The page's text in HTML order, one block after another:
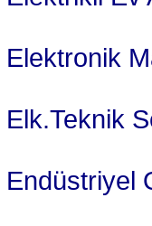
Elektronik
Elk.Teknik
Endüstriyel